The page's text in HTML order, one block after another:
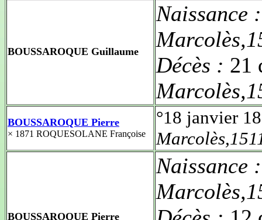
BOUSSAROQUE Guillaume
Naissance
Décès : 21
BOUSSAROQUE Pierre
× 1871 ROQUESOLANE Françoise
°18 janvier
BOUSSAROQUE Pierre
Naissance